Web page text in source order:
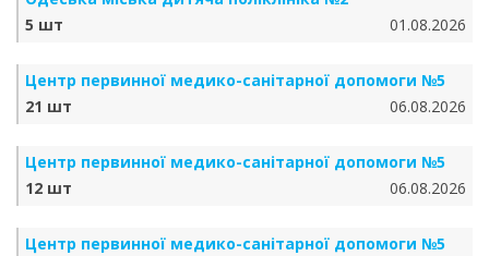
5 шт
01.08.2026
Центр первинної медико-санітарної допомоги №5
21 шт
06.08.2026
Центр первинної медико-санітарної допомоги №5
12 шт
06.08.2026
Центр первинної медико-санітарної допомоги №5